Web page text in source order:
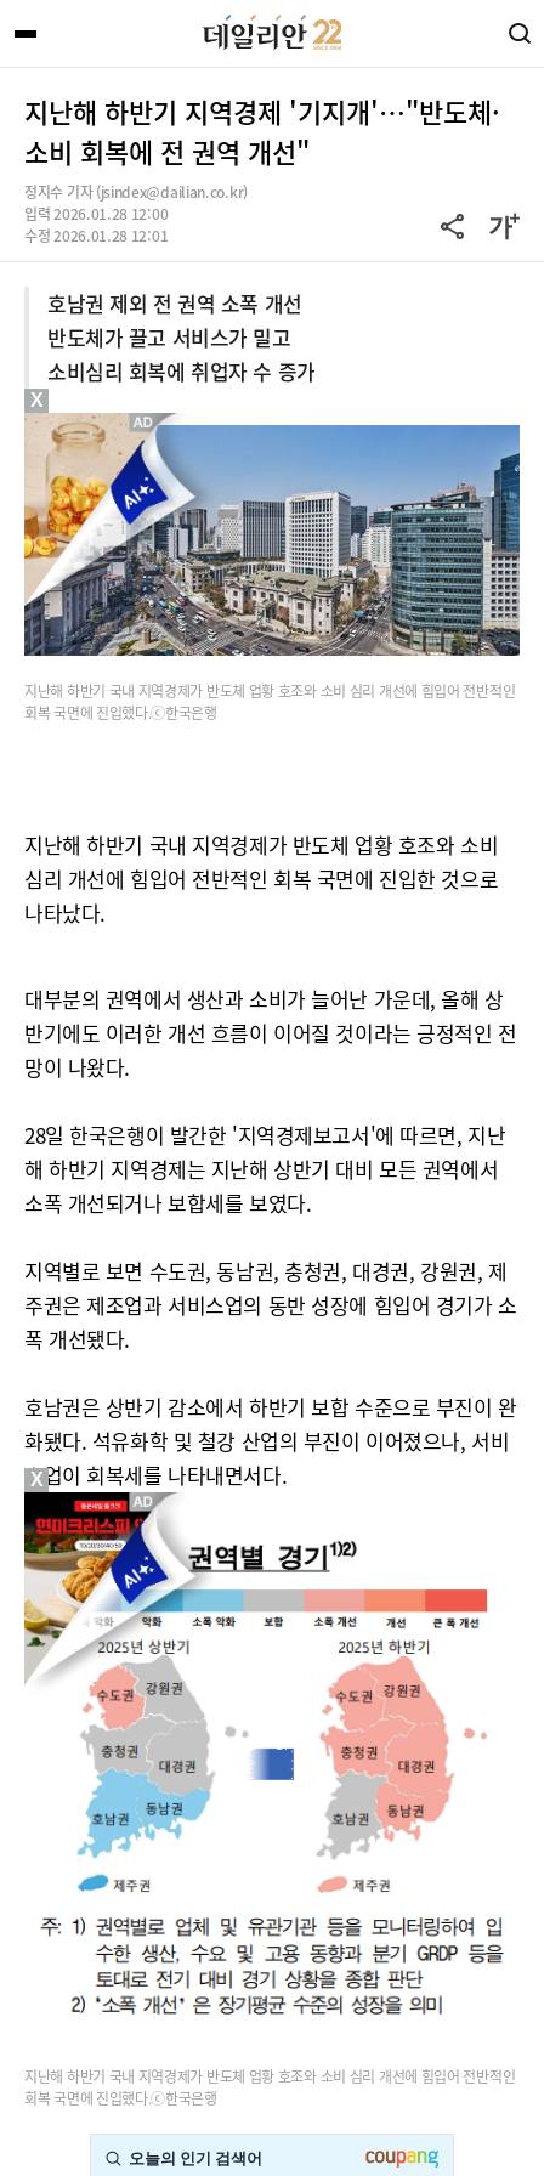
지난해 하반기 지역경제 '기지개'…"반도체·
소비 회복에 전 권역 개선"
정지수 기자 (jsindex@dailian.co.kr)
입력 2026.01.28 12:00
수정 2026.01.28 12:01
호남권 제외 전 권역 소폭 개선
반도체가 끌고 서비스가 밀고
소비심리 회복에 취업자 수 증가
지난해 하반기 국내 지역경제가 반도체 업황 호조와 소비 심리 개선에 힘입어 전반적인
회복 국면에 진입했다.ⓒ한국은행
지난해 하반기 국내 지역경제가 반도체 업황 호조와 소비
심리 개선에 힘입어 전반적인 회복 국면에 진입한 것으로
나타났다.
대부분의 권역에서 생산과 소비가 늘어난 가운데, 올해 상
반기에도 이러한 개선 흐름이 이어질 것이라는 긍정적인 전
망이 나왔다.
28일 한국은행이 발간한 '지역경제보고서'에 따르면, 지난
해 하반기 지역경제는 지난해 상반기 대비 모든 권역에서
소폭 개선되거나 보합세를 보였다.
지역별로 보면 수도권, 동남권, 충청권, 대경권, 강원권, 제
주권은 제조업과 서비스업의 동반 성장에 힘입어 경기가 소
폭 개선됐다.
호남권은 상반기 감소에서 하반기 보합 수준으로 부진이 완
화됐다. 석유화학 및 철강 산업의 부진이 이어졌으나, 서비
스업이 회복세를 나타내면서다.
지난해 하반기 국내 지역경제가 반도체 업황 호조와 소비 심리 개선에 힘입어 전반적인
회복 국면에 진입했다.ⓒ한국은행
X
X